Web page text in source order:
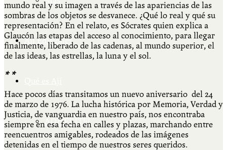
Ají Ediciones
ADHERITE!
mundo real y su imagen a través de las apariencias de las
sombras de los objetos se desvanece. ¿Qué lo real y qué su
representación? En el relato, es Sócrates quien explica a
Glaucón las etapas del acceso al conocimiento, para llegar
finalmente, liberado de las cadenas, al mundo superior, el
de las ideas, las estrellas, la luna y el sol.
* *
Hace pocos días transitamos un nuevo aniversario del 24
de marzo de 1976. La lucha histórica por Memoria, Verdad y
Justicia, de vanguardia en nuestro país, nos encontraba
siempre en esa fecha en calles y plazas, marchando entre
reencuentros amigables, rodeados de las imágenes
detenidas en el tiempo de nuestros seres queridos.